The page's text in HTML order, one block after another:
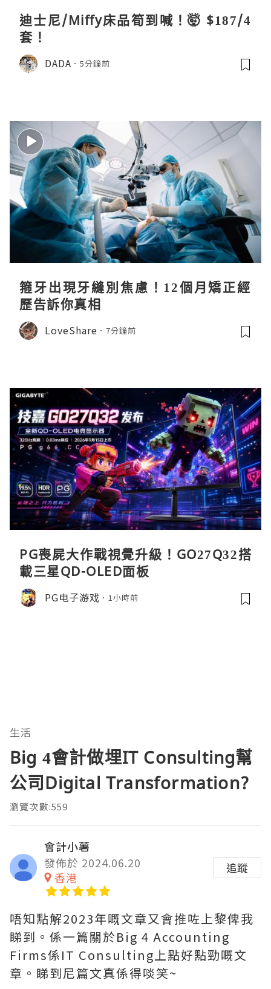
迪士尼/Miffy床品筍到喊！🤯 $187/4
套！
DADA 5分鐘前
箍牙出現牙縫別焦慮！12個月矯正經
歷告訴你真相
LoveShare 7分鐘前
PG喪屍大作戰視覺升級！GO27Q32搭
載三星QD-OLED面板
PG电子游戏 1小時前
生活
Big 4會計做埋IT Consulting幫
公司Digital Transformation?
瀏覽次數:559
會計小薯
發佈於 2024.06.20
香港
追蹤
唔知點解2023年嘅文章又會推咗上黎俾我
睇到。係一篇關於Big 4 Accounting
Firms係IT Consulting上點好點勁嘅文
章。睇到尼篇文真係得啖笑~